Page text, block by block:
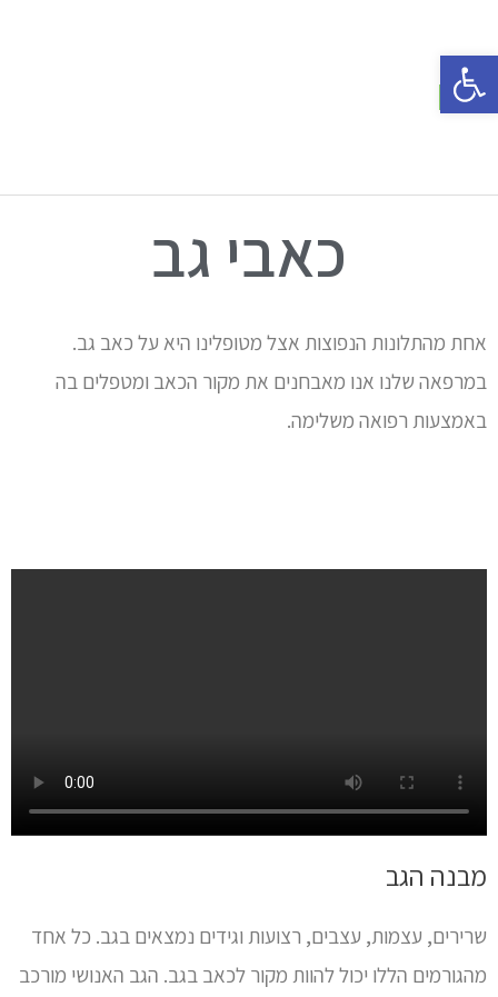
כאבי גב
אחת מהתלונות הנפוצות אצל מטופלינו היא על כאב גב.
במרפאה שלנו אנו מאבחנים את מקור הכאב ומטפלים בה
באמצעות רפואה משלימה.
מבנה הגב
שרירים, עצמות, עצבים, רצועות וגידים נמצאים בגב. כל אחד
מהגורמים הללו יכול להוות מקור לכאב בגב. הגב האנושי מורכב
פתח סרגל נגישות